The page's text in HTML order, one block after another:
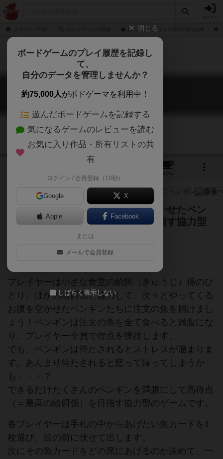
はらぺこペンギンの通販/商品詳細
はらぺこペンギン
The Hangry Penguins
カフェ
お腹いっぱい食べたい！お腹を空かせたペン
ギンたちを満腹にして高得点を目指す協力型
プレイヤーは小さな食堂の給餌（きゅうじ）係のひ
とり。ほかの給餌係と協力して、次々とやってくる
お腹を空かせたペンギンたちに注文の魚を届けまし
ょう！ペンギンは注文の魚を全て食べると満腹にな
り、プレイヤー全員で得点を獲得します。
でも、ペンギンは待たされるとストレスが溜まりま
す。あんまり待たされると怒って帰ってしまうか
も・・・？
できるだけたくさんのペンギンを満腹にして高得点
（＝最高の給餌係）を目指す協力型のゲームです。
各プレイヤーは手札の中からあげたい魚カードを1
枚選び、目の前に伏せて出します。
次にその魚カードをどの席にあげるのか決めて、一
閉じる
ボードゲームのプレイ履歴を記録し
て、
自分のデータを管理しませんか？
約75,000人がボドゲーマを利用中！
遊んだボードゲームを記録する
気になるゲームのレビューを読む
お気に入り作品・所有リストの共
有
ログイン / 会員登録（10秒）
Google X
Apple Facebook
または
メールで会員登録
しばらく表示しない